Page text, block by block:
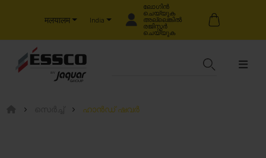
मलयालम India
ലോഗിൻ
ചെയ്യുക
അല്ലെങ്കിൽ
രജിസ്റ്റർ
ചെയ്യുക
ഹാൻഡ് ഷവർ